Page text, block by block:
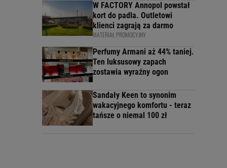
W FACTORY Annopol powstał
kort do padla. Outletowi
klienci zagrają za darmo
MATERIAŁ PROMOCYJNY
Perfumy Armani aż 44% taniej.
Ten luksusowy zapach
zostawia wyraźny ogon
Sandały Keen to synonim
wakacyjnego komfortu - teraz
tańsze o niemal 100 zł